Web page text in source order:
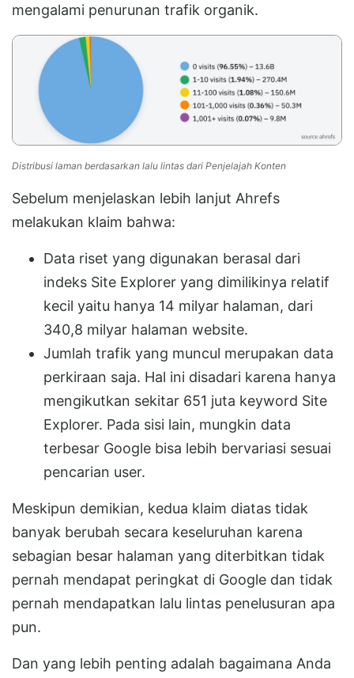
mengalami penurunan trafik organik.
Distribusi laman berdasarkan lalu lintas dari Penjelajah Konten
Sebelum menjelaskan lebih lanjut Ahrefs
melakukan klaim bahwa:
Data riset yang digunakan berasal dari
indeks Site Explorer yang dimilikinya relatif
kecil yaitu hanya 14 milyar halaman, dari
340,8 milyar halaman website.
Jumlah trafik yang muncul merupakan data
perkiraan saja. Hal ini disadari karena hanya
mengikutkan sekitar 651 juta keyword Site
Explorer. Pada sisi lain, mungkin data
terbesar Google bisa lebih bervariasi sesuai
pencarian user.
Meskipun demikian, kedua klaim diatas tidak
banyak berubah secara keseluruhan karena
sebagian besar halaman yang diterbitkan tidak
pernah mendapat peringkat di Google dan tidak
pernah mendapatkan lalu lintas penelusuran apa
pun.
Dan yang lebih penting adalah bagaimana Anda